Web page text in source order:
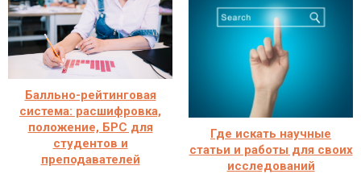
Балльно-рейтинговая
система: расшифровка,
положение, БРС для
студентов и
преподавателей
Где искать научные
статьи и работы для своих
исследований